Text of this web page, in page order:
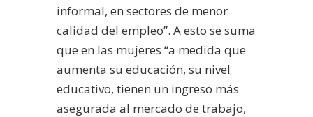
informal, en sectores de menor
calidad del empleo”. A esto se suma
que en las mujeres “a medida que
aumenta su educación, su nivel
educativo, tienen un ingreso más
asegurada al mercado de trabajo,